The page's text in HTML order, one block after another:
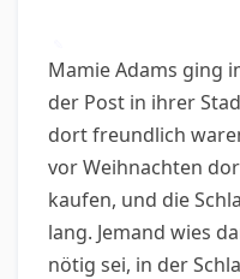
Mamie Adams ging
der Post in ihrer
dort freundlich
vor Weihnachten
kaufen, und die
lang. Jemand wies
nötig sei, in der